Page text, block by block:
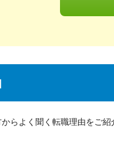
らよく聞く転職理由をご紹